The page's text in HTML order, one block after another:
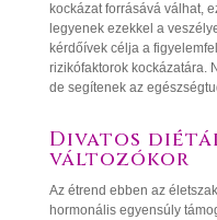
kockázat forrásává válhat,
legyenek ezekkel a
kérdőívek célja a
rizikófaktorok kockázatára.
de segítenek az
Divatos
változókor
Az étrend ebben az
hormonális egyensúly